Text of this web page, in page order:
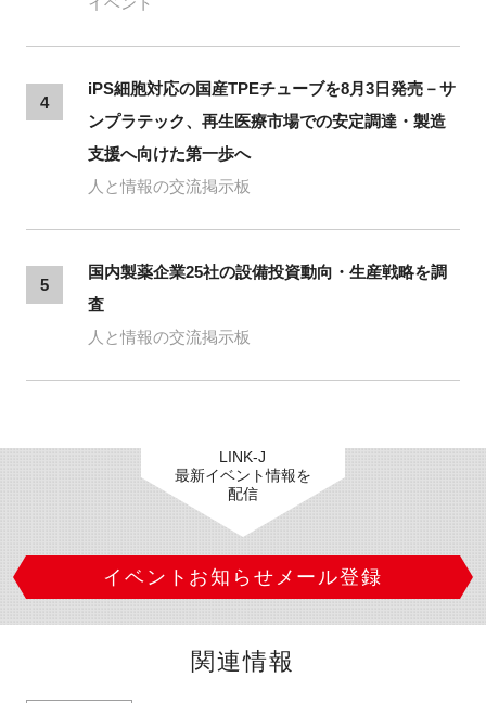
4
iPS細胞対応の国産TPEチューブを8月3日発売－サ
ンプラテック、再生医療市場での安定調達・製造
支援へ向けた第一歩へ
人と情報の交流掲示板
5
国内製薬企業25社の設備投資動向・生産戦略を調
査
人と情報の交流掲示板
LINK-J
最新イベント情報を
配信
イベントお知らせメール登録
関連情報